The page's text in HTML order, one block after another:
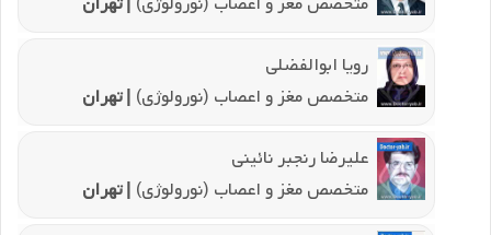
رویا ابوالفضلی
متخصص مغز و اعصاب (نورولوژی) | تهران
علیرضا رنجبر نائینی
متخصص مغز و اعصاب (نورولوژی) | تهران